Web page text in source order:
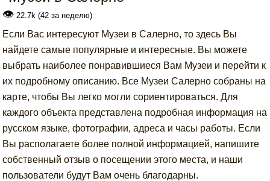
👁 22.7k (42 за неделю)
Если Вас интересуют Музеи в Салерно, то здесь Вы
найдете самые популярные и интересные. Вы можете
выбрать наиболее понравившиеся Вам Музеи и перейти к
их подробному описанию. Все Музеи Салерно собраны на
карте, чтобы Вы легко могли сориентироваться. Для
каждого объекта представлена подробная информация на
русском языке, фотографии, адреса и часы работы. Если
Вы располагаете более полной информацией, напишите
собственный отзыв о посещении этого места, и наши
пользователи будут Вам очень благодарны.